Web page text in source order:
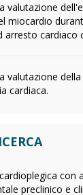
valutazione
miocardio
arresto cardiaco
valutazione
cardiaca.
con
preclinico e